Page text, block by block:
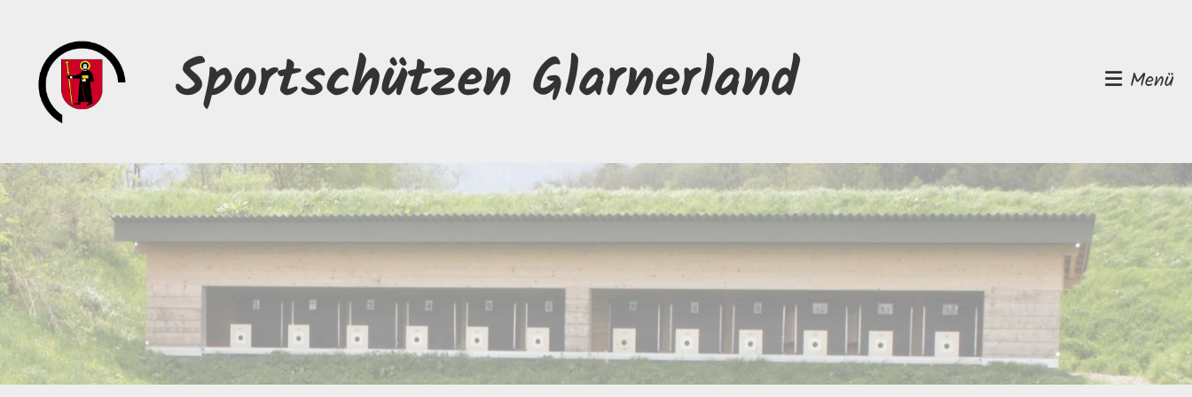
Sportschützen Glarnerland Menü